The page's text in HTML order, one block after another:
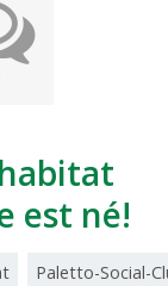
est né!
Paletto-Social-